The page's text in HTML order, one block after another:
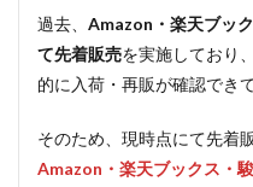
過去、 Amazon・楽天ブッ
て先着販売を実施しており
的に入荷・再販が確認でき
そのため、現時点にて先着
Amazon・楽天ブックス・